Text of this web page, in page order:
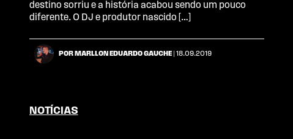
destino sorriu e a história acabou sendo um pouco
diferente. O DJ e produtor nascido […]
POR MARLLON EDUARDO GAUCHE | 18.09.2019
NOTÍCIAS